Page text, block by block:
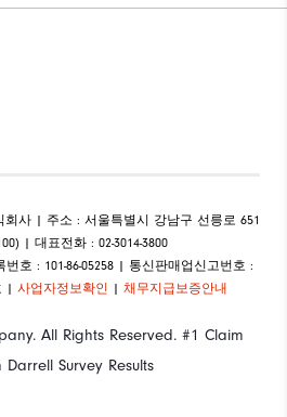
All Rights Reserved. #1 Claim
Survey Results
사 | 주소 : 서울특별시 강남구 선릉로 651
| 대표전화 : 02-3014-3800
호 : 101-86-05258 | 통신판매업신고번호 :
| 사업자정보확인 | 채무지급보증안내